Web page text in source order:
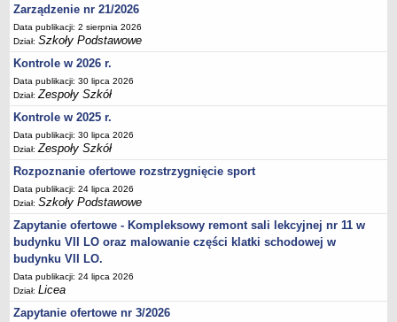
PONOWNE WYKORZYSTYWANIE
Sprawozdania
Deklaracja dostępności
DEKLARACJA DOSTĘPNOŚCI
OŚWIADCZENIA MAJĄTKOWE
PONOWNE WYKORZYSTYWANIE
UDOSTĘPNIANIE INFORMACJI PUBLICZNEJ
OCHRONA DANYCH OSOBOWYCH
Zarządzenie nr 21/2026
Data publikacji: 2 sierpnia 2026
Dział:Szkoły Podstawowe
Kontrole w 2026 r.
Data publikacji: 30 lipca 2026
Dział:Zespoły Szkół
Kontrole w 2025 r.
Data publikacji: 30 lipca 2026
Dział:Zespoły Szkół
Rozpoznanie ofertowe rozstrzygnięcie sport
Data publikacji: 24 lipca 2026
Dział:Szkoły Podstawowe
Zapytanie ofertowe - Kompleksowy remont sali lekcyjnej nr 11 w
budynku VII LO oraz malowanie części klatki schodowej w
budynku VII LO.
Data publikacji: 24 lipca 2026
Dział:Licea
Zapytanie ofertowe nr 3/2026